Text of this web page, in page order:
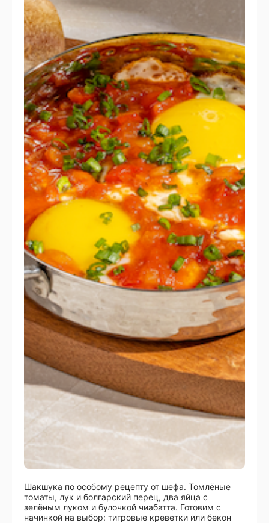
Шакшука по особому рецепту от шефа. Томлёные
томаты, лук и болгарский перец, два яйца с
зелёным луком и булочкой чиабатта. Готовим с
начинкой на выбор: тигровые креветки или бекон